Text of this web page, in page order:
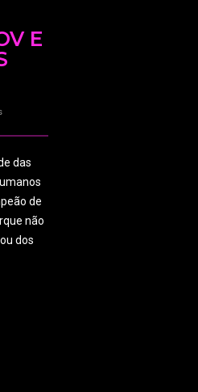
E
das
de
não
dos